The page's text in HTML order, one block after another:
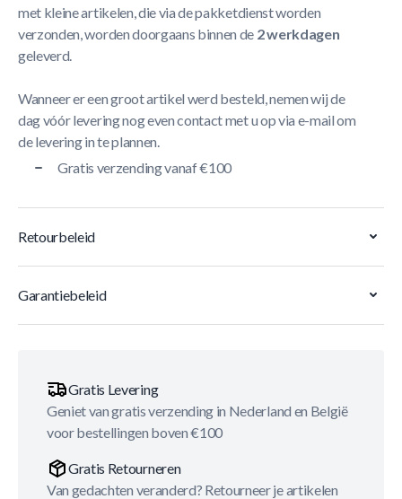
met kleine artikelen, die via de pakketdienst worden
verzonden, worden doorgaans binnen de 2 werkdagen
geleverd.
Wanneer er een groot artikel werd besteld, nemen wij de
dag vóór levering nog even contact met u op via e-mail om
de levering in te plannen.
Gratis verzending vanaf €100
Retourbeleid
Garantiebeleid
Gratis Levering
Geniet van gratis verzending in Nederland en België
voor bestellingen boven €100
Gratis Retourneren
Van gedachten veranderd? Retourneer je artikelen